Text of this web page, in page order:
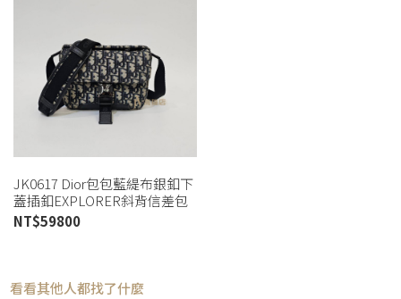
JK0617 Dior包包藍緹布銀釦下
蓋插釦EXPLORER斜背信差包
(喬萱高雄店)
NT$59800
看看其他人都找了什麼